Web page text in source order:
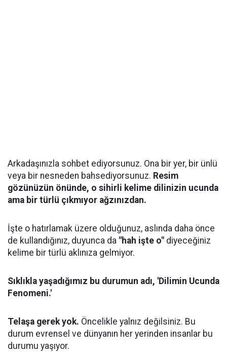
Arkadaşınızla sohbet ediyorsunuz. Ona bir yer, bir ünlü
veya bir nesneden bahsediyorsunuz. Resim
gözünüzün önünde, o sihirli kelime dilinizin ucunda
ama bir türlü çıkmıyor ağzınızdan.
İşte o hatırlamak üzere olduğunuz, aslında daha önce
de kullandığınız, duyunca da "hah işte o" diyeceğiniz
kelime bir türlü aklınıza gelmiyor.
Sıklıkla yaşadığımız bu durumun adı, 'Dilimin Ucunda
Fenomeni.'
Telaşa gerek yok. Öncelikle yalnız değilsiniz. Bu
durum evrensel ve dünyanın her yerinden insanlar bu
durumu yaşıyor.